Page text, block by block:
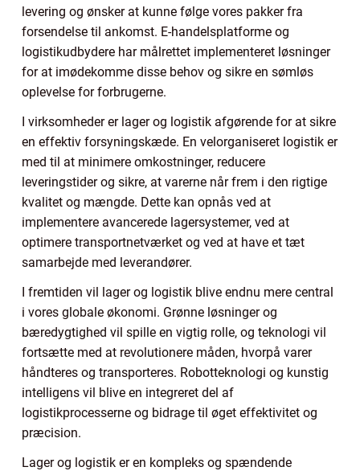
levering og ønsker at kunne følge vores pakker fra
forsendelse til ankomst. E-handelsplatforme og
logistikudbydere har målrettet implementeret løsninger
for at imødekomme disse behov og sikre en sømløs
oplevelse for forbrugerne.
I virksomheder er lager og logistik afgørende for at sikre
en effektiv forsyningskæde. En velorganiseret logistik er
med til at minimere omkostninger, reducere
leveringstider og sikre, at varerne når frem i den rigtige
kvalitet og mængde. Dette kan opnås ved at
implementere avancerede lagersystemer, ved at
optimere transportnetværket og ved at have et tæt
samarbejde med leverandører.
I fremtiden vil lager og logistik blive endnu mere central
i vores globale økonomi. Grønne løsninger og
bæredygtighed vil spille en vigtig rolle, og teknologi vil
fortsætte med at revolutionere måden, hvorpå varer
håndteres og transporteres. Robotteknologi og kunstig
intelligens vil blive en integreret del af
logistikprocesserne og bidrage til øget effektivitet og
præcision.
Lager og logistik er en kompleks og spændende